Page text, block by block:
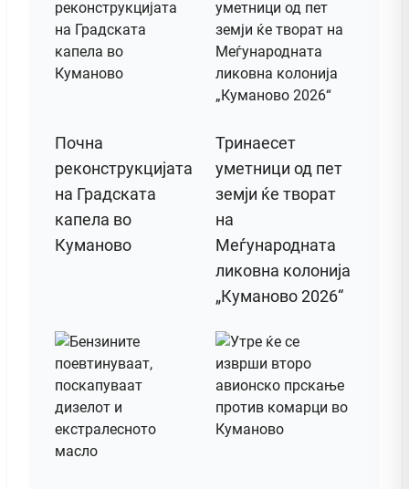
Почна
реконструкцијата
на Градската
капела во
Куманово
Тринаесет
уметници од пет
земји ќе творат
на
Меѓународната
ликовна колонија
„Куманово 2026“